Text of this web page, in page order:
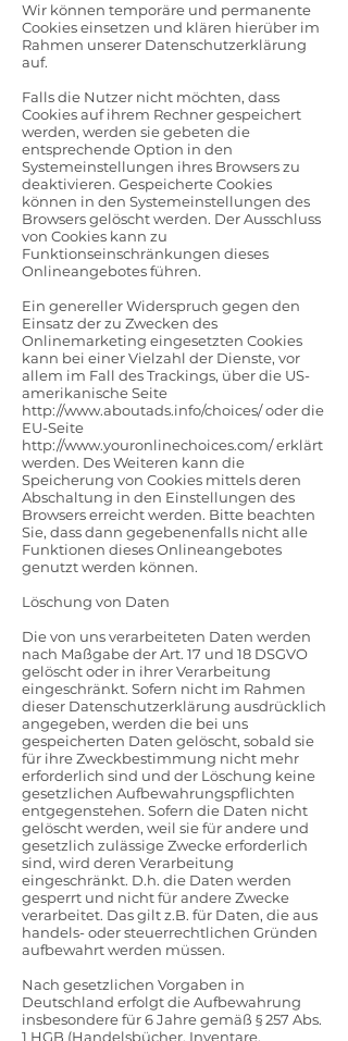
Wir können temporäre und permanente
Cookies einsetzen und klären hierüber im
Rahmen unserer Datenschutzerklärung
auf.
Falls die Nutzer nicht möchten, dass
Cookies auf ihrem Rechner gespeichert
werden, werden sie gebeten die
entsprechende Option in den
Systemeinstellungen ihres Browsers zu
deaktivieren. Gespeicherte Cookies
können in den Systemeinstellungen des
Browsers gelöscht werden. Der Ausschluss
von Cookies kann zu
Funktionseinschränkungen dieses
Onlineangebotes führen.
Ein genereller Widerspruch gegen den
Einsatz der zu Zwecken des
Onlinemarketing eingesetzten Cookies
kann bei einer Vielzahl der Dienste, vor
allem im Fall des Trackings, über die US-
amerikanische Seite
http://www.aboutads.info/choices/oder die
EU-Seite
http://www.youronlinechoices.com/erklärt
werden. Des Weiteren kann die
Speicherung von Cookies mittels deren
Abschaltung in den Einstellungen des
Browsers erreicht werden. Bitte beachten
Sie, dass dann gegebenenfalls nicht alle
Funktionen dieses Onlineangebotes
genutzt werden können.
Löschung von Daten
Die von uns verarbeiteten Daten werden
nach Maßgabe der Art. 17 und 18 DSGVO
gelöscht oder in ihrer Verarbeitung
eingeschränkt. Sofern nicht im Rahmen
dieser Datenschutzerklärung ausdrücklich
angegeben, werden die bei uns
gespeicherten Daten gelöscht, sobald sie
für ihre Zweckbestimmung nicht mehr
erforderlich sind und der Löschung keine
gesetzlichen Aufbewahrungspflichten
entgegenstehen. Sofern die Daten nicht
gelöscht werden, weil sie für andere und
gesetzlich zulässige Zwecke erforderlich
sind, wird deren Verarbeitung
eingeschränkt. D.h. die Daten werden
gesperrt und nicht für andere Zwecke
verarbeitet. Das gilt z.B. für Daten, die aus
handels- oder steuerrechtlichen Gründen
aufbewahrt werden müssen.
Nach gesetzlichen Vorgaben in
Deutschland erfolgt die Aufbewahrung
insbesondere für 6 Jahre gemäß § 257 Abs.
1 HGB (Handelsbücher, Inventare,